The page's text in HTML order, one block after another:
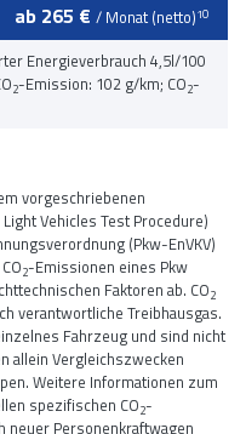
ab 265 € / Monat (netto)10
Energieverbrauch 4,5l/100
2-Emission: 102 g/km; CO2-
vorgeschriebenen
Vehicles Test Procedure)
(Pkw-EnVKV)
2-Emissionen eines Pkw
Faktoren ab. CO2
verantwortliche Treibhausgas.
Fahrzeug und sind nicht
allein Vergleichszwecken
Weitere Informationen zum
spezifischen CO2-
neuer Personenkraftwagen